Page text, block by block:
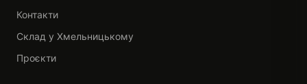
Контакти
Склад у Хмельницькому
Проєкти